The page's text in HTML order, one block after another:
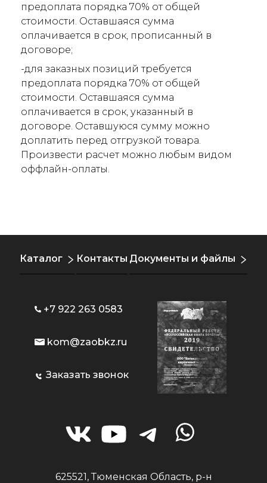
предоплата порядка 70% от общей
стоимости. Оставшаяся сумма
оплачивается в срок, прописанный в
договоре;
-для заказных позиций требуется
предоплата порядка 70% от общей
стоимости. Оставшаяся сумма
оплачивается в срок, указанный в
договоре. Оставшуюся сумму можно
доплатить перед отгрузкой товара.
Произвести расчет можно любым видом
оффлайн-оплаты.
Каталог Контакты Документы и файлы
+7 922 263 0583
kom@zaobkz.ru
Заказать звонок
625521, Тюменская Область, р-н